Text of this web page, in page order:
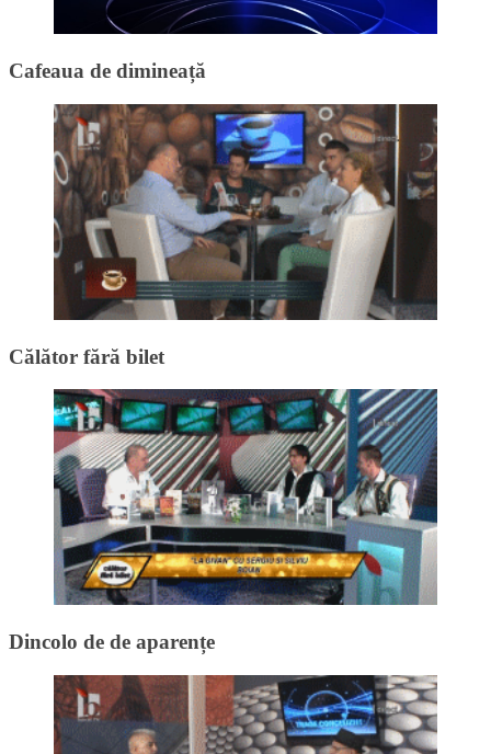
Cafeaua de dimineață
Călător fără bilet
Dincolo de de aparențe